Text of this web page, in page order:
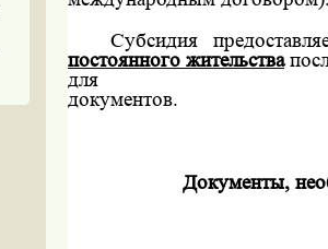
Субсидия
постоянного жительства
для
документов.
Документы,